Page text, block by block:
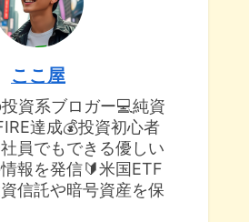
ここ屋
資系ブロガー💻純資
達成💰投資初心者
員でもできる優しい
報を発信🔰米国ETF
信託や暗号資産を保